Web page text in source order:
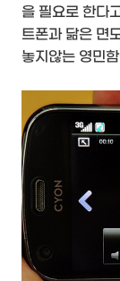
을 필요로 한다
트폰과 닮은 면
놓지않는 영민